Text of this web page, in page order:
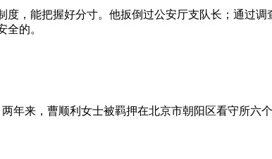
，能把握好分寸。他扳倒过公安厅支队长；通过
的。
年来，曹顺利女士被羁押在北京市朝阳区看守所